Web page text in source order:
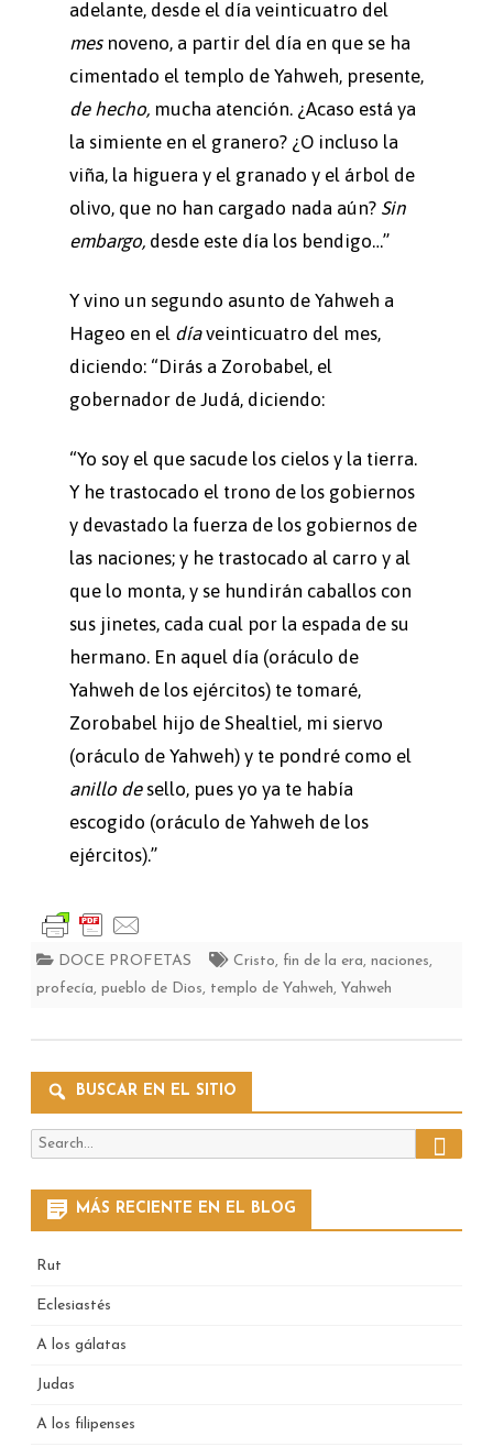
adelante, desde el día veinticuatro del
mesnoveno, a partir del día en que se ha
cimentado el templo de Yahweh, presente,
de hecho, mucha atención. ¿Acaso está ya
la simiente en el granero? ¿O incluso la
viña, la higuera y el granado y el árbol de
olivo, que no han cargado nada aún? Sin
embargo, desde este día los bendigo…”
Y vino un segundo asunto de Yahweh a
Hageo en el díaveinticuatro del mes,
diciendo: “Dirás a Zorobabel, el
gobernador de Judá, diciendo:
“Yo soy el que sacude los cielos y la tierra.
Y he trastocado el trono de los gobiernos
y devastado la fuerza de los gobiernos de
las naciones; y he trastocado al carro y al
que lo monta, y se hundirán caballos con
sus jinetes, cada cual por la espada de su
hermano. En aquel día (oráculo de
Yahweh de los ejércitos) te tomaré,
Zorobabel hijo de Shealtiel, mi siervo
(oráculo de Yahweh) y te pondré como el
anillo de sello, pues yo ya te había
escogido (oráculo de Yahweh de los
ejércitos).”
DOCE PROFETAS Cristo, fin de la era, naciones,
profecía, pueblo de Dios, templo de Yahweh, Yahweh
BUSCAR EN EL SITIO
Search
Search
MÁS RECIENTE EN EL BLOG
Rut
Eclesiastés
A los gálatas
Judas
A los filipenses